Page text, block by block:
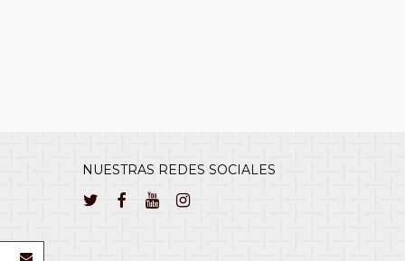
NUESTRAS REDES SOCIALES